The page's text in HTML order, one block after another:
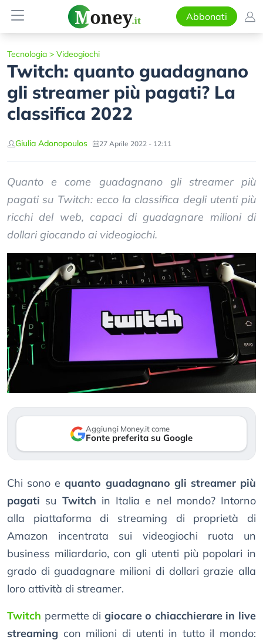
Abbonati
Tecnologia > Videogiochi
Twitch: quanto guadagnano
gli streamer più pagati? La
classifica 2022
Giulia Adonopoulos 27 Aprile 2022 - 12:11
Quanto e come guadagnano gli streamer più
pagati su Twitch: ecco la classifica degli utenti più
ricchi del web, capaci di guadagnare milioni di
dollari giocando ai videogiochi.
Aggiungi Money.it come
Fonte preferita su Google
Chi sono equanto guadagnano gli streamer più
pagati su Twitch in Italia e nel mondo? Intorno
alla piattaforma di streaming di proprietà di
Amazon incentrata sui videogiochi ruota un
business miliardario, con gli utenti più popolari in
grado di guadagnare milioni di dollari grazie alla
loro attività di streamer.
Twitch permette di giocare o chiacchierare in live
streaming con milioni di utenti in tutto il mondo: